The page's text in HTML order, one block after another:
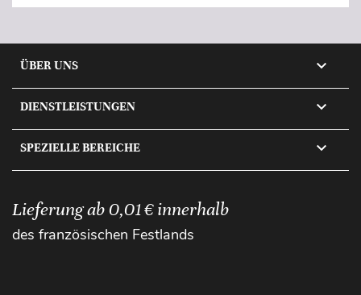
ÜBER UNS 
DIENSTLEISTUNGEN 
SPEZIELLE BEREICHE 
Lieferung ab 0,01 € innerhalb
des französischen Festlands